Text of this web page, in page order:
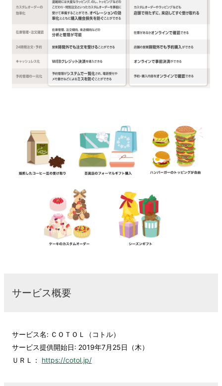
サービス概要
サービス名: ＣＯＴＯＬ（コトル）
サービス提供開始日: 2019年7月25日（木）
ＵＲＬ： https://cotol.jp/